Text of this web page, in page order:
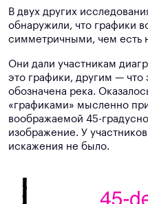
В двух других
обнаружили, что графики
симметричными, чем есть
Они дали участникам
это графики, другим — что
обозначена река.
«графиками» мысленно
воображаемой 45-
изображение. У
искажения не было.